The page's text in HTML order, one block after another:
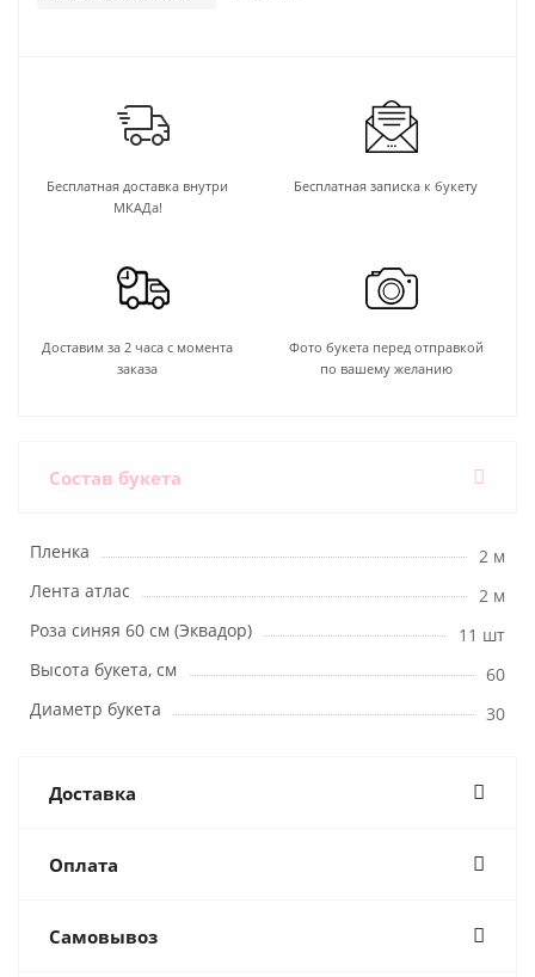
Бесплатная доставка внутри
МКАДа!
Бесплатная записка к букету
Доставим за 2 часа с момента
заказа
Фото букета перед отправкой
по вашему желанию
Состав букета
Пленка
2 м
Лента атлас
2 м
Роза синяя 60 см (Эквадор)
11 шт
Высота букета, см
60
Диаметр букета
30
Доставка
Оплата
Самовывоз